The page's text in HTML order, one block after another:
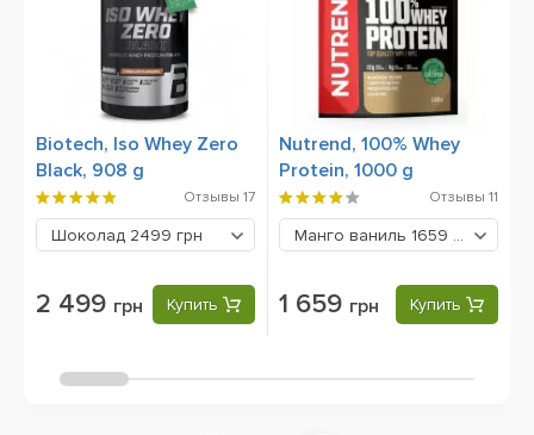
Biotech, Iso Whey Zero
Black, 908 g
Отзывы 17
Шоколад 2499 грн
2 499 грн Купить
Nutrend, 100% Whey
Protein, 1000 g
Отзывы 11
Манго ваниль 1659 грн
1 659 грн Купить